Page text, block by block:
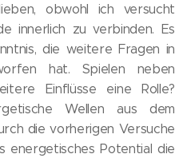
obwohl ich versucht
innerlich zu verbinden. Es
die weitere Fragen in
hat. Spielen neben
Einflüsse eine Rolle?
Wellen aus dem
die vorherigen Versuche
energetisches Potential die